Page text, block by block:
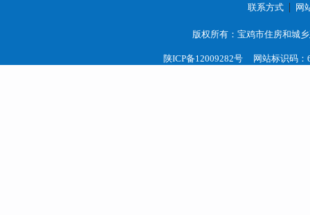
理科（宝
建设档案
查询获取
联系方式 网
版权所有：宝鸡市住房和城
陕ICP备12009282号 网站标识码：